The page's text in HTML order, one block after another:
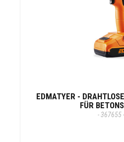
EDMATYER -
FÜR
- 367655 -